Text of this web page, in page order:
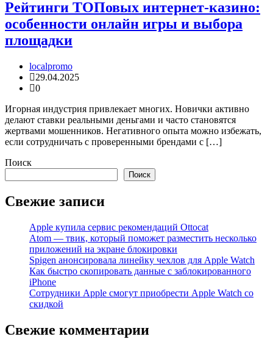
Рейтинги ТОПовых интернет-казино:
особенности онлайн игры и выбора
площадки
localpromo
29.04.2025
0
Игорная индустрия привлекает многих. Новички активно
делают ставки реальными деньгами и часто становятся
жертвами мошенников. Негативного опыта можно избежать,
если сотрудничать с проверенными брендами с […]
Поиск
Поиск
Свежие записи
Apple купила сервис рекомендаций Ottocat
Atom — твик, который поможет разместить несколько
приложений на экране блокировки
Spigen анонсировала линейку чехлов для Apple Watch
Как быстро скопировать данные с заблокированного
iPhone
Сотрудники Apple смогут приобрести Apple Watch со
скидкой
Свежие комментарии